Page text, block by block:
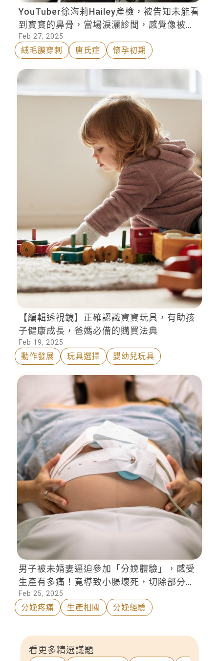
YouTuber徐海莉Hailey產檢，被告知未能看
到寶寶的鼻骨，當場淚灑診間，感覺像被澆
了一盆水，瞬間心中不安與焦慮
Feb 27, 2025
絨毛膜穿刺 唐氏症 懷孕初期
【編輯透視鏡】正確認識寶寶玩具，有助孩
子健康成長，爸媽必備的購買法典
Feb 19, 2025
動作發展 玩具選擇 嬰幼兒玩具
男子被未婚妻逼迫參加「分娩體驗」，感受
生產有多痛！竟導致小腸壞死，切除部分小
腸。男友媽媽氣憤取消訂婚，並且提告
Feb 25, 2025
分娩疼痛 生產相關 分娩經驗
看更多精選議題